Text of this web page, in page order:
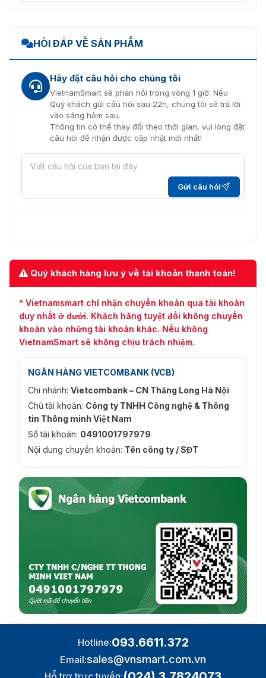
Khả năng giải
mã
hình/giây)/ 2-ch@8MP (30 khung
hình/ giây)
Tắt AI: 2-ch@12 MP (30 khung hình/
giây)/ 3-ch@8MP (30 khung hình/
giây)/ 6-ch@4MP (30 khung hình/
giây)/12-ch@1080p (30 khung hình/
giây)
Loại luồng Video, Video & Âm thanh
G.711ulaw/G.711alaw/G.722/G.726/AAC
Trình duyệt
IE11, Chrome V57, Firefox V52, Safari
V12, Edge V89 hoặc phiên bản cao
Giao thức
mạng
TCP/IP, DHCP, DNS, DDNS, NTP, IPv4,
IPv6, RTSP, SADP, SNMP, SMTP, NFS,
ISUP, iSCSI, HTTP, HTTPS, UPnP™
Giao diện
mạng
2 giao diện Ethernet tự thích ứng RJ-
45 10/100/1000 Mbps
Giao diện phụ trợ
4 giao diện SATA
Dung lượng
Dung lượng lên tới 10 TB cho mỗi ổ
Giao diện nối
tiếp
2 RS-485 (bán song công), 1 RS-232
16/4 (16/9 là tùy chọn)
Mặt trước: 2 × USB 2.0;
Bảng điều khiển phía sau: 1 × USB 3.0
Ctrl 12V Không áp dụng (tùy chọn để hỗ trợ)
DC 12V Không áp dụng (tùy chọn để hỗ trợ)
Nguồn cung
100-240VAC, 50-60Hz
HỎI ĐÁP VỀ SẢN PHẨM
Hãy đặt câu hỏi cho chúng tôi
VietnamSmart sẽ phản hồi trong vòng 1 giờ. Nếu
Quý khách gửi câu hỏi sau 22h, chúng tôi sẽ trả lời
vào sáng hôm sau.
Thông tin có thể thay đổi theo thời gian, vui lòng đặt
câu hỏi để nhận được cập nhật mới nhất!
Gửi câu hỏi
Quý khách hàng lưu ý về tài khoản thanh toán!
* Vietnamsmart chỉ nhận chuyển khoản qua tài khoản
duy nhất ở dưới. Khách hàng tuyệt đối không chuyển
khoản vào những tài khoản khác. Nếu không
VietnamSmart sẽ không chịu trách nhiệm.
NGÂN HÀNG VIETCOMBANK (VCB)
Chi nhánh: Vietcombank – CN Thăng Long Hà Nội
Chủ tài khoản: Công ty TNHH Công nghệ & Thông
tin Thông minh Việt Nam
Số tài khoản: 0491001797979
Nội dung chuyển khoản: Tên công ty / SĐT
Hotline:093.6611.372
Email:sales@vnsmart.com.vn